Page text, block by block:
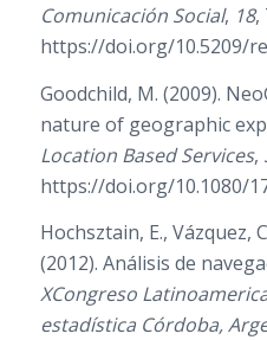
Comunicación Social, 18,
https://doi.org/10.5209/
Goodchild, M. (2009).
nature of geographic
Location Based Services,
https://doi.org/10.1080/
Hochsztain, E., Vázquez,
(2012). Análisis de
XCongreso
estadística Córdoba,